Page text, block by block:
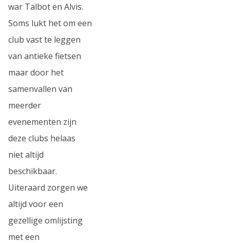
war Talbot en Alvis.
Soms lukt het om een
club vast te leggen
van antieke fietsen
maar door het
samenvallen van
meerder
evenementen zijn
deze clubs helaas
niet altijd
beschikbaar.
Uiteraard zorgen we
altijd voor een
gezellige omlijsting
met een